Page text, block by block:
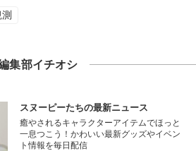
集部イチオシ
スヌーピーたちの最新ニュース
癒やされるキャラクターアイテムでほっと
一息つこう！かわいい最新グッズやイベン
ト情報を毎日配信